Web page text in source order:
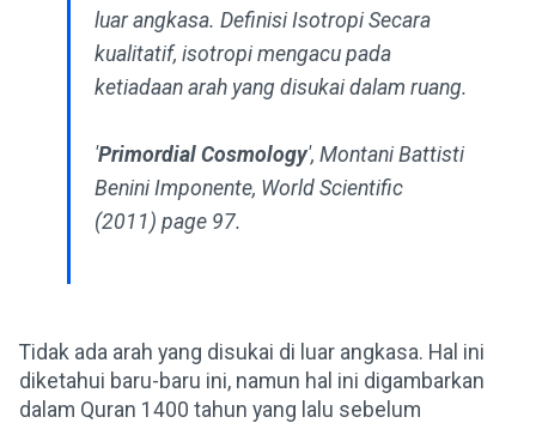
luar angkasa. Definisi Isotropi Secara
kualitatif, isotropi mengacu pada
ketiadaan arah yang disukai dalam ruang.
'Primordial Cosmology', Montani Battisti
Benini Imponente, World Scientific
(2011) page 97.
Tidak ada arah yang disukai di luar angkasa. Hal ini
diketahui baru-baru ini, namun hal ini digambarkan
dalam Quran 1400 tahun yang lalu sebelum